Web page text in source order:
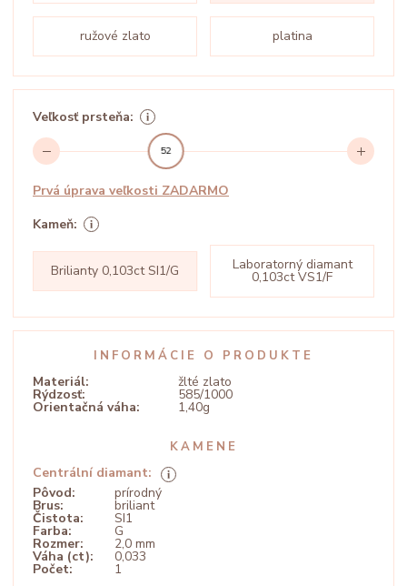
ružové zlato platina
Veľkosť prsteňa:
52
Prvá úprava veľkosti ZADARMO
Kameň:
Brilianty 0,103ct SI1/G Laboratorný diamant
0,103ct VS1/F
INFORMÁCIE O PRODUKTE
Materiál: žlté zlato
Rýdzosť: 585/1000
Orientačná váha: 1,40g
KAMENE
Centrální diamant:
Pôvod:
prírodný
Brus: briliant
Čistota: SI1
Farba: G
Rozmer: 2,0 mm
Váha (ct): 0,033
Počet:
1